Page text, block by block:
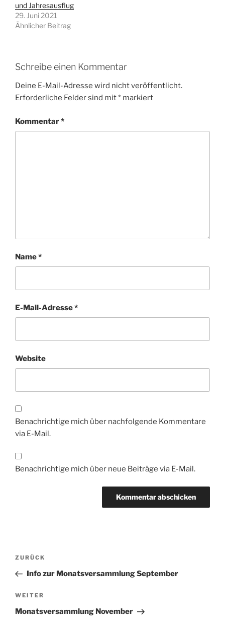
und Jahresausflug
29. Juni 2021
Ähnlicher Beitrag
Schreibe einen Kommentar
Deine E-Mail-Adresse wird nicht veröffentlicht.
Erforderliche Felder sind mit* markiert
Kommentar*
Name*
E-Mail-Adresse*
Website
Benachrichtige mich über nachfolgende Kommentare
via E-Mail.
Benachrichtige mich über neue Beiträge via E-Mail.
Beitragsnavigation
Vorheriger
Beitrag
ZURÜCK
Info zur Monatsversammlung September
Nächster
Beitrag
WEITER
Monatsversammlung November